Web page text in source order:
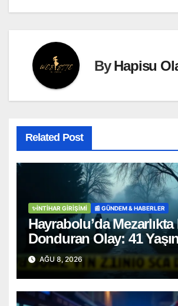
ByHapisu
Related Post
✨İNTIHAR GIRIŞIMI 📰 GÜNDEM & HABERLER
Hayrabolu’da
Donduran Olay: 41
Şahıs Ağaca Asılı
AĞU 8, 2026